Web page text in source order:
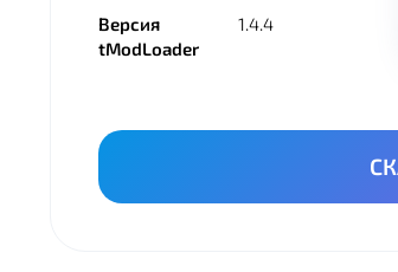
Версия
tModLoader
1.4.4